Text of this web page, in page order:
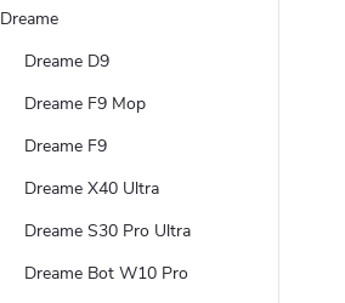
Dreame
Dreame D9
Dreame F9 Mop
Dreame F9
Dreame X40 Ultra
Dreame S30 Pro Ultra
Dreame Bot W10 Pro